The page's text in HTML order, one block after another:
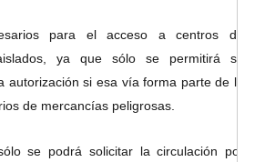
para el acceso a centros de
ya que sólo se permitirá su
autorización si esa vía forma parte de la
de mercancías peligrosas.
se podrá solicitar la circulación por